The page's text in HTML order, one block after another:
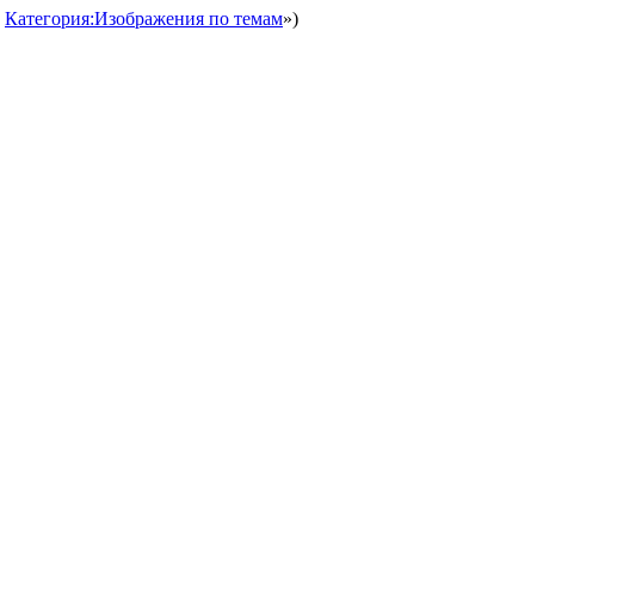
Категория:Изображения по темам»)